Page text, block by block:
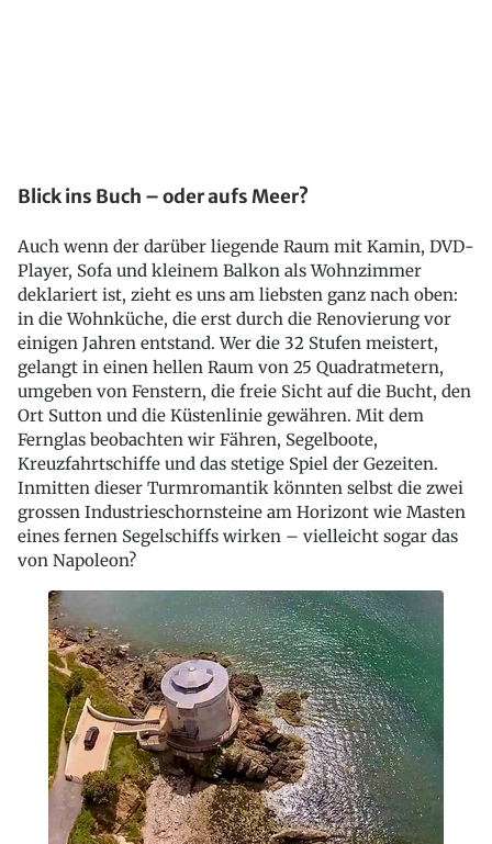
Blick ins Buch – oder aufs Meer?
Auch wenn der darüber liegende Raum mit Kamin, DVD-
Player, Sofa und kleinem Balkon als Wohnzimmer
deklariert ist, zieht es uns am liebsten ganz nach oben:
in die Wohnküche, die erst durch die Renovierung vor
einigen Jahren entstand. Wer die 32 Stufen meistert,
gelangt in einen hellen Raum von 25 Quadratmetern,
umgeben von Fenstern, die freie Sicht auf die Bucht, den
Ort Sutton und die Küstenlinie gewähren. Mit dem
Fernglas beobachten wir Fähren, Segelboote,
Kreuzfahrtschiffe und das stetige Spiel der Gezeiten.
Inmitten dieser Turmromantik könnten selbst die zwei
grossen Industrieschornsteine am Horizont wie Masten
eines fernen Segelschiffs wirken – vielleicht sogar das
von Napoleon?